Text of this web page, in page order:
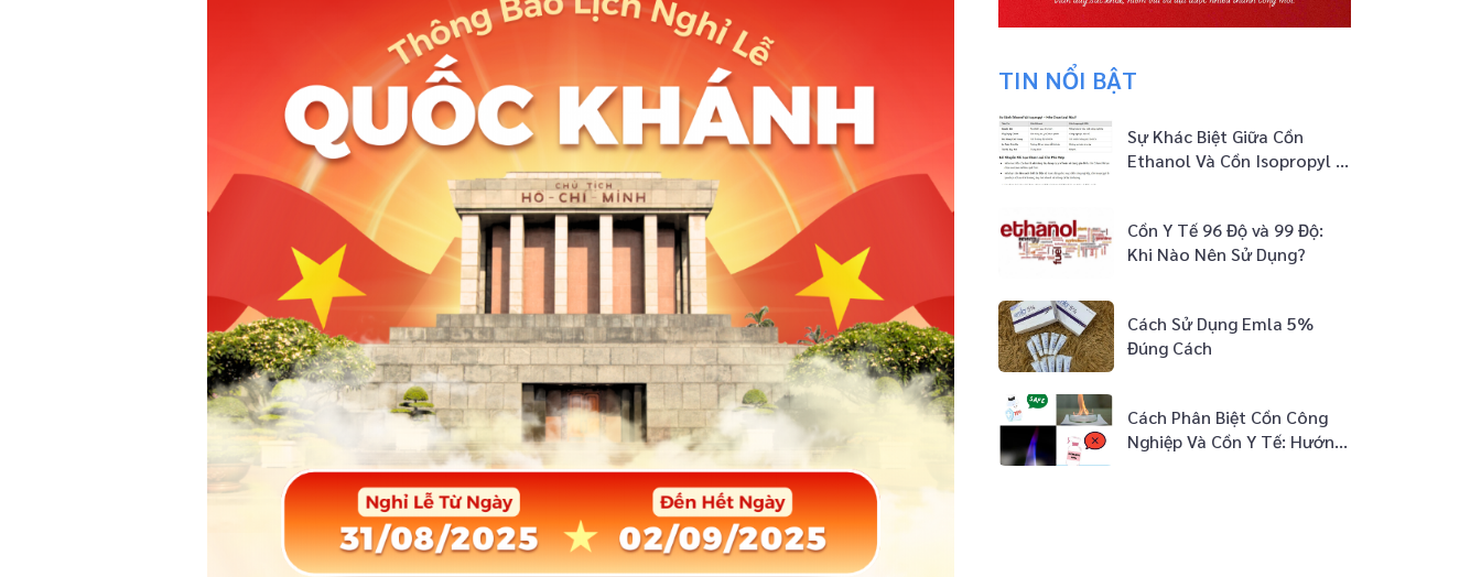
TIN NỔI BẬT
Sự Khác Biệt Giữa Cồn
Ethanol Và Cồn Isopropyl –
Cồn Y Tế 96 Độ và 99 Độ:
Khi Nào Nên Sử Dụng?
Cách Sử Dụng Emla 5%
Đúng Cách
Cách Phân Biệt Cồn Công
Nghiệp Và Cồn Y Tế: Hướng